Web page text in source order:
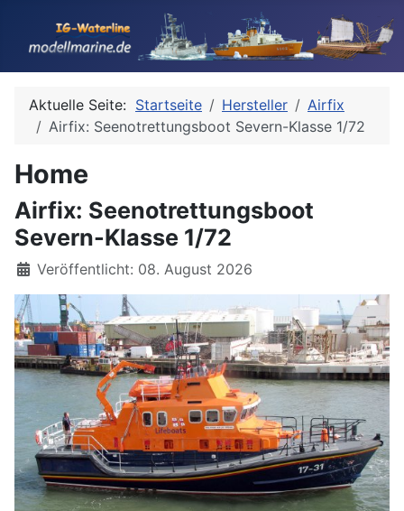
Aktuelle Seite: Startseite Hersteller
Airfix
Airfix: Seenotrettungsboot Severn-Klasse 1/72
Home
Airfix: Seenotrettungsboot
Severn-Klasse 1/72
Details
Veröffentlicht: 08. August 2026